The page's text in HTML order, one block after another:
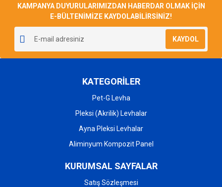
Ürün fiyatı diğer sitelerden daha pahalı.
Bu ürüne benzer farklı alternatifler olmalı.
Gönder
KAMPANYA DUYURULARIMIZDAN HABERDAR OLMAK İÇİN
E-BÜLTENİMİZE KAYDOLABİLİRSİNİZ!
KAYDOL
KATEGORİLER
Pet-G Levha
Pleksi (Akrilik) Levhalar
Ayna Pleksi Levhalar
Aliminyum Kompozit Panel
KURUMSAL SAYFALAR
Satış Sözleşmesi